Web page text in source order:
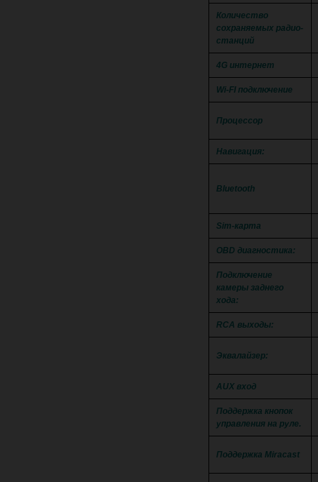
Количество
сохраняемых радио-
станций
4G интернет
Wi-FI подключение
Процессор
Навигация:
Bluetooth
Sim-карта
OBD диагностика:
Подключение
камеры заднего
хода:
RCA выходы:
Эквалайзер:
AUX вход
Поддержка кнопок
управления на руле.
Поддержка Miracast